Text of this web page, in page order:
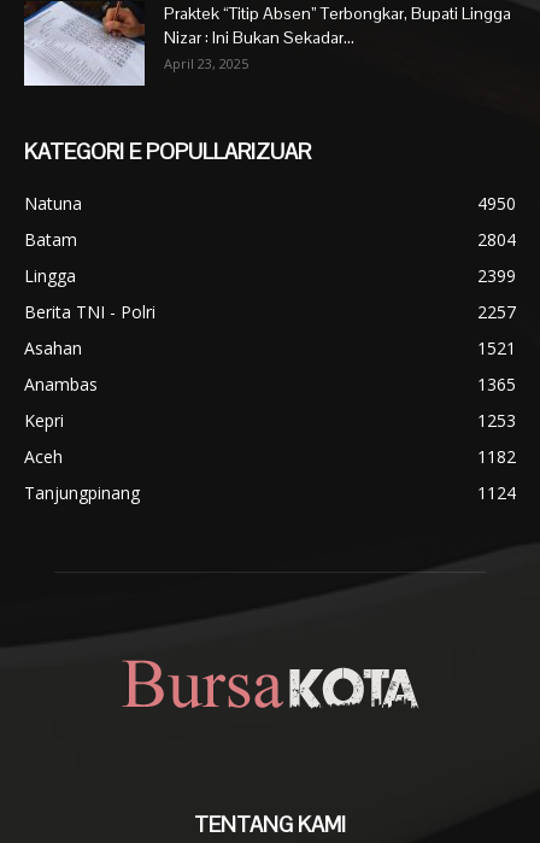
Praktek “Titip Absen” Terbongkar, Bupati Lingga
Nizar : Ini Bukan Sekadar...
April 23, 2025
KATEGORI E POPULLARIZUAR
Natuna
4950
Batam
2804
Lingga
2399
Berita TNI - Polri
2257
Asahan
1521
Anambas
1365
Kepri
1253
Aceh
1182
Tanjungpinang
1124
TENTANG KAMI